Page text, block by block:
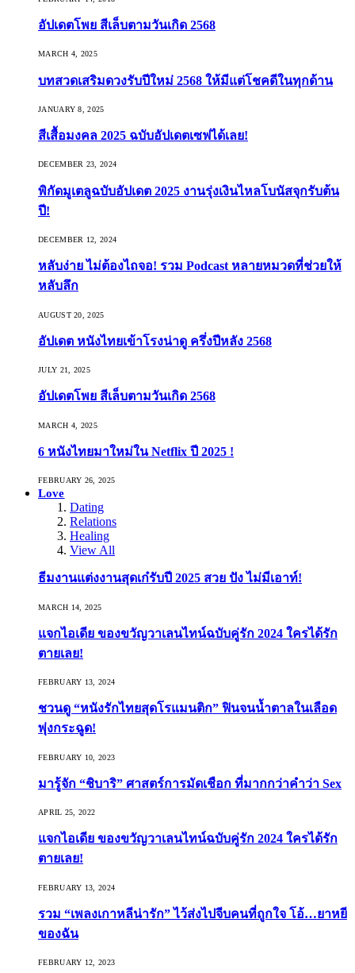
อัปเดตโพย สีเล็บตามวันเกิด 2568
MARCH 4, 2025
บทสวดเสริมดวงรับปีใหม่ 2568 ให้มีแต่โชคดีในทุกด้าน
JANUARY 8, 2025
สีเสื้อมงคล 2025 ฉบับอัปเดตเซฟได้เลย!
DECEMBER 23, 2024
พิกัดมูเตลูฉบับอัปเดต 2025 งานรุ่งเงินไหลโบนัสจุกรับต้น
ปี!
DECEMBER 12, 2024
หลับง่าย ไม่ต้องไถจอ! รวม Podcast หลายหมวดที่ช่วยให้
หลับลึก
AUGUST 20, 2025
อัปเดต หนังไทยเข้าโรงน่าดู ครึ่งปีหลัง 2568
JULY 21, 2025
อัปเดตโพย สีเล็บตามวันเกิด 2568
MARCH 4, 2025
6 หนังไทยมาใหม่ใน Netflix ปี 2025 !
FEBRUARY 26, 2025
Love
Dating
Relations
Healing
View All
ธีมงานแต่งงานสุดเก๋รับปี 2025 สวย ปัง ไม่มีเอาท์!
MARCH 14, 2025
แจกไอเดีย ของขวัญวาเลนไทน์ฉบับคู่รัก 2024 ใครได้รัก
ตายเลย!
FEBRUARY 13, 2024
ชวนดู “หนังรักไทยสุดโรแมนติก” ฟินจนน้ำตาลในเลือด
พุ่งกระฉูด!
FEBRUARY 10, 2023
มารู้จัก “ชิบาริ” ศาสตร์การมัดเชือก ที่มากกว่าคำว่า Sex
APRIL 25, 2022
แจกไอเดีย ของขวัญวาเลนไทน์ฉบับคู่รัก 2024 ใครได้รัก
ตายเลย!
FEBRUARY 13, 2024
รวม “เพลงเกาหลีน่ารัก” ไว้ส่งไปจีบคนที่ถูกใจ โอ้…ยาหยี
ของฉัน
FEBRUARY 12, 2023